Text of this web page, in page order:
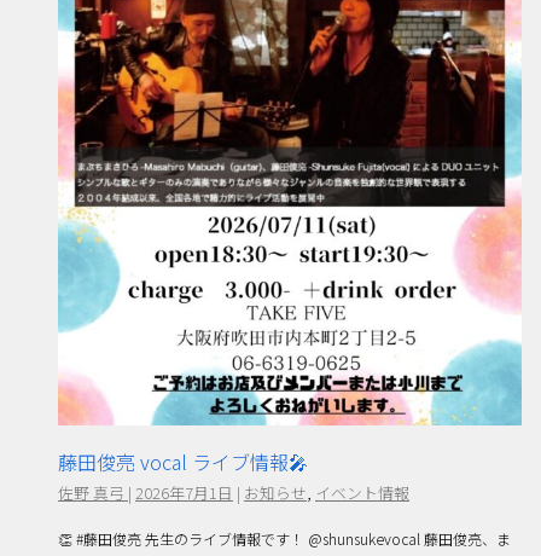
藤田俊亮 vocal ライブ情報🎤
佐野 真弓 | 2026年7月1日 | お知らせ イベント情報
👏 #藤田俊亮 先生のライブ情報です！ @shunsukevocal 藤田俊亮、ま